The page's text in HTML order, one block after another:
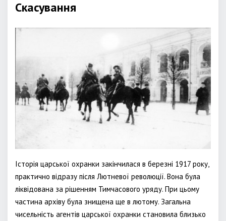
Скасування
Історія царської охранки закінчилася в березні 1917 року,
практично відразу після Лютневої революції. Вона була
ліквідована за рішенням Тимчасового уряду. При цьому
частина архіву була знищена ще в лютому. Загальна
чисельність агентів царської охранки становила близько